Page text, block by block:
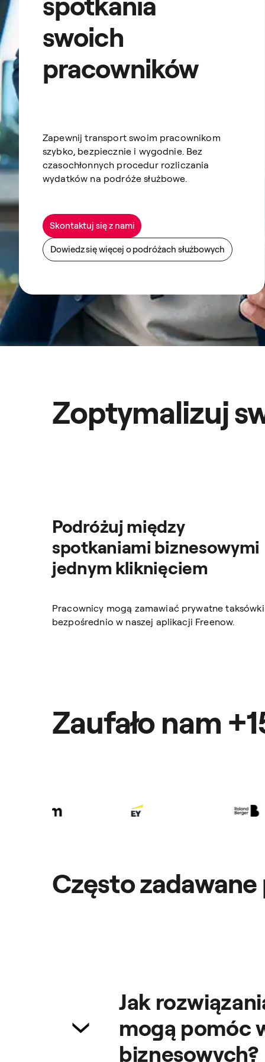
swoich
pracowników
Zapewnij transport swoim pracownikom
szybko, bezpiecznie i wygodnie. Bez
czasochłonnych procedur rozliczania
wydatków na podróże służbowe.
Skontaktuj się z nami
Dowiedz się więcej o podróżach służbowych
Zoptymalizuj
Podróżuj między
spotkaniami biznesowymi
jednym kliknięciem
Pracownicy mogą zamawiać prywatne taksówki
bezpośrednio w naszej aplikacji Freenow.
Zaufało nam
Często
Jak
mogą pomóc
biznesowych?